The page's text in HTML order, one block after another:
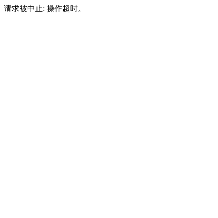
请求被中止: 操作超时。